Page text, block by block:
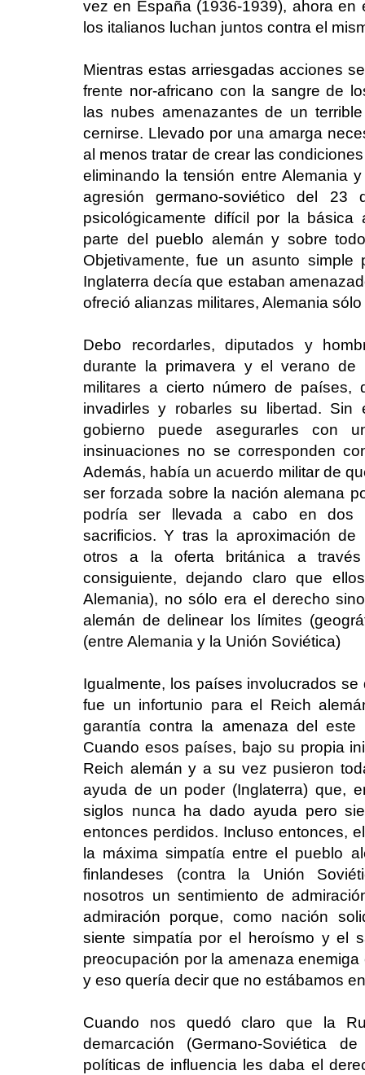
vez en España (1936-1939), ahora
los italianos luchan juntos contra el
Mientras estas arriesgadas acciones
frente nor-africano con la sangre de
las nubes amenazantes de un
cernirse. Llevado por una amarga
al menos tratar de crear las
eliminando la tensión entre Alemania
agresión germano-soviético del
psicológicamente difícil por la
parte del pueblo alemán y sobre
Objetivamente, fue un asunto
Inglaterra decía que estaban
ofreció alianzas militares, Alemania
Debo recordarles, diputados y
durante la primavera y el verano de
militares a cierto número de países,
invadirles y robarles su libertad.
gobierno puede asegurarles con
insinuaciones no se corresponden
Además, había un acuerdo militar de
ser forzada sobre la nación alemana
podría ser llevada a cabo en dos
sacrificios. Y tras la aproximación
otros a la oferta británica a
consiguiente, dejando claro que
Alemania), no sólo era el derecho
alemán de delinear los límites
(entre Alemania y la Unión Soviética)
Igualmente, los países involucrados
fue un infortunio para el Reich
garantía contra la amenaza del este
Cuando esos países, bajo su propia
Reich alemán y a su vez pusieron
ayuda de un poder (Inglaterra) que,
siglos nunca ha dado ayuda pero
entonces perdidos. Incluso entonces,
la máxima simpatía entre el pueblo
finlandeses (contra la Unión
nosotros un sentimiento de
admiración porque, como nación
siente simpatía por el heroísmo y el
preocupación por la amenaza
y eso quería decir que no estábamos
Cuando nos quedó claro que la
demarcación (Germano-Soviética
políticas de influencia les daba el